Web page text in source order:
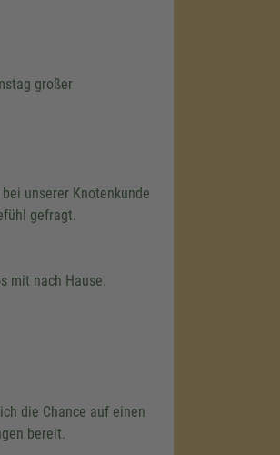
großer
unserer Knotenkunde
gefragt.
mit nach Hause.
die Chance auf einen
bereit.